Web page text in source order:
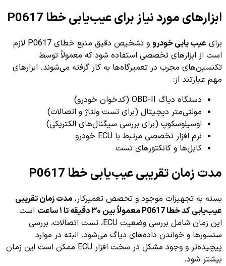
ابزارهای مورد نیاز برای عیب‌یابی خطا P0617
برای عیب یابی خودرو
و تشخیص دقیق منبع خطای P0617 لازم
است از ابزارهای تخصصی استفاده شود که معمولاً توسط
تکنسین‌های مجرب در تعمیرگاه‌ها به کار گرفته می‌شوند. ابزارهای
مهم عبارتند از:
دستگاه دیاگ OBD-II (کدخوان خودرو)
مولتی‌متر دیجیتال (برای تست ولتاژ و اتصالات)
اوسیلوسکوپ (برای بررسی سیگنال‌های الکتریکی)
نرم افزار تخصصی مرتبط با ECU خودرو
کابل‌ها و کانکتورهای تست
مدت زمان تقریبی عیب‌یابی خطا P0617
بسته به تجهیزات موجود و تخصص تعمیرکار، مدت زمان تقریبی
عیب‌یابی کد خطا P0617 معمولاً بین ۳۰ دقیقه تا ۱ ساعت
است.
این زمان شامل بررسی وضعیت ECU، تست اتصالات، بررسی
سنسورها و خواندن داده‌های دیاگ می‌شود. البته در موارد
پیچیده‌تر و وجود مشکل در سخت افزار ECU ممکن است این زمان
بیشتر شود.